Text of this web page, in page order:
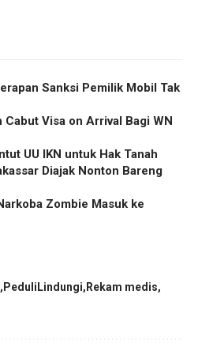
Sanksi Pemilik Mobil Tak
Visa on Arrival Bagi WN
UU IKN untuk Hak Tanah
Diajak Nonton Bareng
Zombie Masuk ke
PeduliLindungi Rekam medis